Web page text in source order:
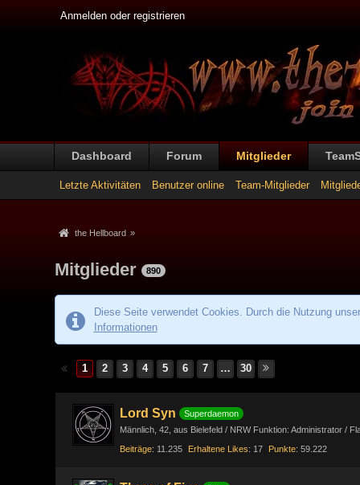
Anmelden oder registrieren
Dashboard Forum Mitglieder
Letzte Aktivitäten Benutzer online Team-Mitglieder
the Hellboard »
Mitglieder 890
Diese Seite verwendet Cookies. Durch die Nutzung
Informationen
1 2 3 4 5 6 7 … 30
Lord Syn
Superdaemon
Männlich 42 aus Bielefeld / NRW Funktion: Administrator /
Beiträge
11.235 Erhaltene Likes 17 Punkte 59.222